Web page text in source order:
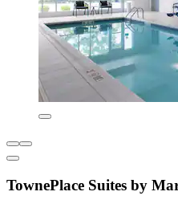
TownePlace Suites by